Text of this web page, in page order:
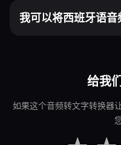
我可以将西班牙语音
给我
如果这个音频转文字转换器